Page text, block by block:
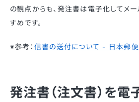
の観点からも、発注書は電子化してメ
すめです。
※参考： 信書の送付について - 日本郵便
発注書（注文書）を電